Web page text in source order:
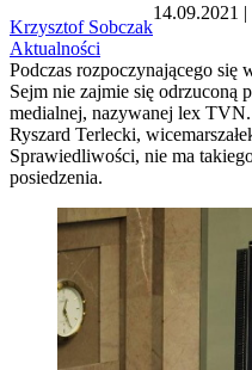
Krzysztof Sobczak
14.09.2021 |
Aktualności
Podczas rozpoczynającego się
Sejm nie zajmie się odrzuconą
medialnej, nazywanej lex
Ryszard Terlecki,
Sprawiedliwości, nie ma
posiedzenia.